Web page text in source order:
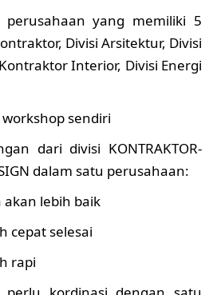
yang memiliki 5
Divisi Arsitektur, Divisi
Interior, Divisi Energi
sendiri
dari divisi KONTRAKTOR-
dalam satu perusahaan:
lebih baik
cepat selesai
rapi